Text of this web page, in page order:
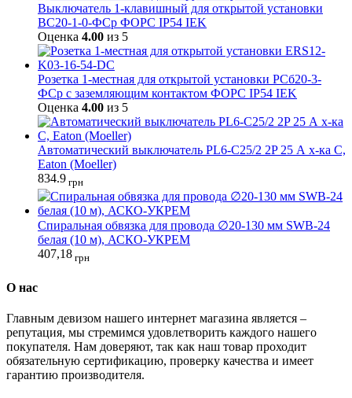
Выключатель 1-клавишный для открытой установки
ВС20-1-0-ФСр ФОРС IP54 IEK
Оценка 4.00 из 5
Розетка 1-местная для открытой установки РСб20-3-
ФСр с заземляющим контактом ФОРС IP54 IEK
Оценка 4.00 из 5
Автоматический выключатель PL6-C25/2 2P 25 А х-ка C,
Eaton (Moeller)
834.9 грн
Спиральная обвязка для провода ∅20-130 мм SWB-24
белая (10 м), АСКО-УКРЕМ
407,18 грн
О нас
Главным девизом нашего интернет магазина является –
репутация, мы стремимся удовлетворить каждого нашего
покупателя. Нам доверяют, так как наш товар проходит
обязательную сертификацию, проверку качества и имеет
гарантию производителя.